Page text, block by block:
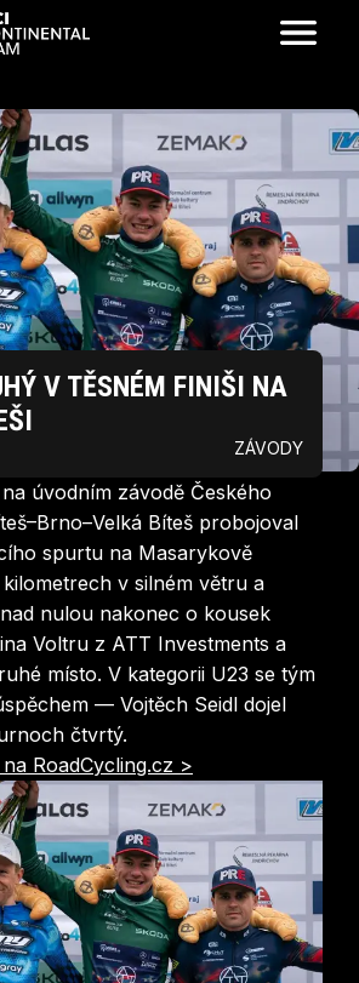
V TĚSNÉM FINIŠI NA
ZÁVODY
úvodním závodě Českého
Bíteš probojoval
spurtu na Masarykově
kilometrech v silném větru a
nulou nakonec o kousek
Voltru z ATT Investments a
místo. V kategorii U23 se tým
— Vojtěch Seidl dojel
čtvrtý.
RoadCycling.cz >